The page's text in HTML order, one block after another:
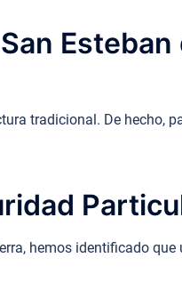
Esteban
tradicional. De hecho,
hemos identificado